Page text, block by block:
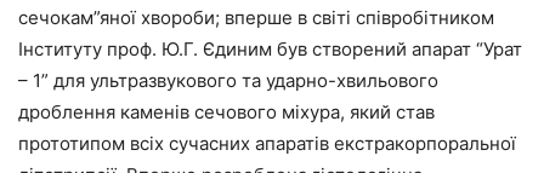
сечокам”яної хвороби; вперше в світі співробітником
Інституту проф. Ю.Г. Єдиним був створений апарат “Урат
– 1” для ультразвукового та ударно-хвильового
дроблення каменів сечового міхура, який став
прототипом всіх сучасних апаратів екстракорпоральної